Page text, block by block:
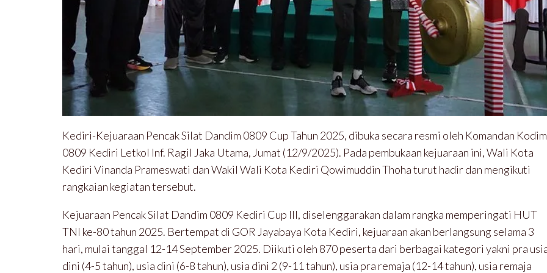
Kediri-Kejuaraan Pencak Silat Dandim 0809 Cup Tahun 2025, dibuka secara resmi oleh Komandan Kodim
0809 Kediri Letkol Inf. Ragil Jaka Utama, Jumat (12/9/2025). Pada pembukaan kejuaraan ini, Wali Kota
Kediri Vinanda Prameswati dan Wakil Wali Kota Kediri Qowimuddin Thoha turut hadir dan mengikuti
rangkaian kegiatan tersebut.
Kejuaraan Pencak Silat Dandim 0809 Kediri Cup III, diselenggarakan dalam rangka memperingati HUT
TNI ke-80 tahun 2025. Bertempat di GOR Jayabaya Kota Kediri, kejuaraan akan berlangsung selama 3
hari, mulai tanggal 12-14 September 2025. Diikuti oleh 870 peserta dari berbagai kategori yakni pra
dini (4-5 tahun), usia dini (6-8 tahun), usia dini 2 (9-11 tahun), usia pra remaja (12-14 tahun), usia remaja